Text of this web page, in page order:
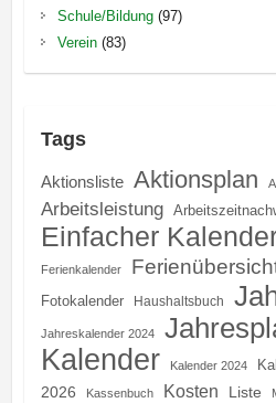
Schule/Bildung(97)
Verein(83)
Tags
Aktionsliste Aktionsplan
Arbeitsleistung
Einfacher
Ferienkalender
Fotokalender Haushaltsbuch
Jahreskalender 2024
Kalender Kalender 2024
2026
Kassenbuch Kosten Liste